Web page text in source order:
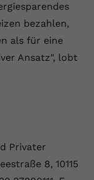
bezahlen,
als für eine
Ansatz", lobt
Privater
8, 10115